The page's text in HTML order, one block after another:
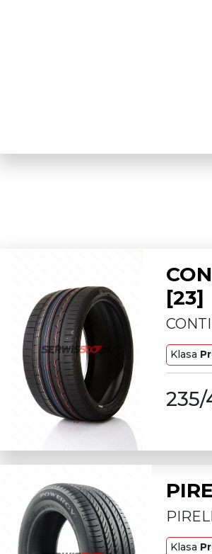
[23]
Klasa
235/
Klasa